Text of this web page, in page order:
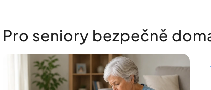
Pro seniory bezpečně